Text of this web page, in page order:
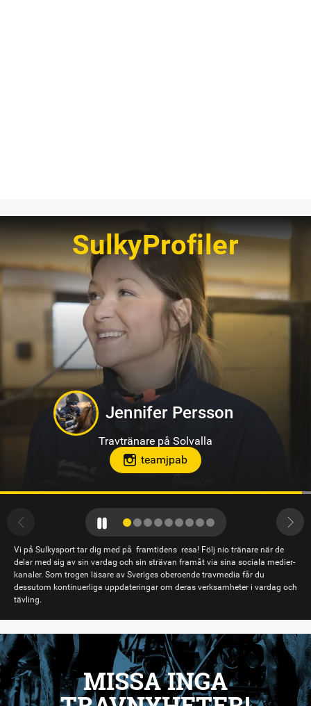
SulkyProfiler
Hanna Forslin
Travtränare på Hagmyren, Hudiksvall
Vi på Sulkysport tar dig med på framtidens resa! Följ nio tränare när de
delar med sig av sin vardag och sin strävan framåt via sina sociala medier-
kanaler. Som trogen läsare av Sveriges oberoende travmedia får du
dessutom kontinuerliga uppdateringar om deras verksamheter i vardag och
tävling.
MISSA INGA